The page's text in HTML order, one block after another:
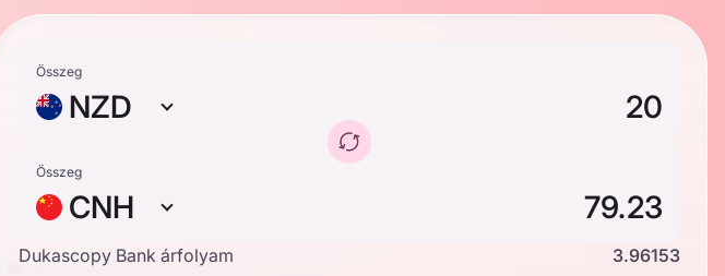
Összeg
NZD
Összeg
CNH
Dukascopy Bank árfolyam
3.96153